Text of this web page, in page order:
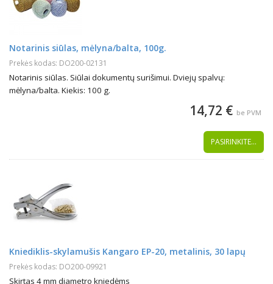
Notarinis siūlas, mėlyna/balta, 100g.
Prekės kodas: DO200-02131
Notarinis siūlas. Siūlai dokumentų surišimui. Dviejų spalvų:
mėlyna/balta. Kiekis: 100 g.
14,72 € be PVM
PASIRINKITE...
Kniediklis-skylamušis Kangaro EP-20, metalinis, 30 lapų
Prekės kodas: DO200-09921
Skirtas 4 mm diametro kniedėms